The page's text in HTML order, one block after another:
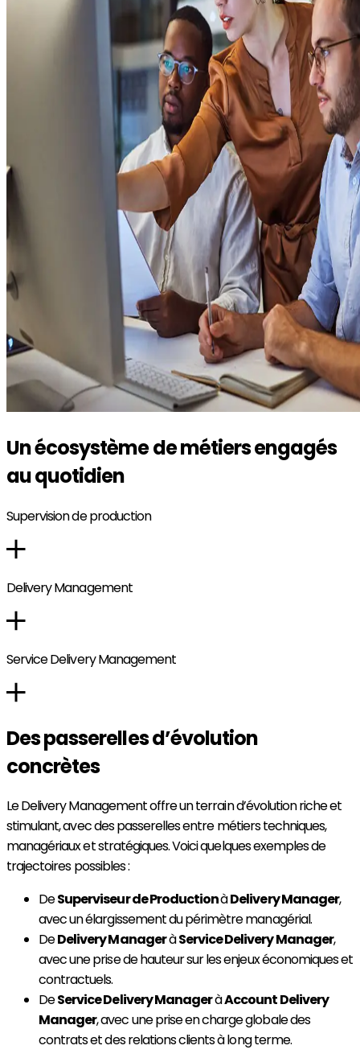
Un écosystème de métiers engagés
au quotidien
Supervision de production
Delivery Management
Service Delivery Management
Des passerelles d’évolution
concrètes
Le Delivery Management offre un terrain d’évolution riche et
stimulant, avec des passerelles entre métiers techniques,
managériaux et stratégiques. Voici quelques exemples de
trajectoires possibles :
DeSuperviseur de ProductionàDelivery Manager,
avec un élargissement du périmètre managérial.
DeDelivery ManageràService Delivery Manager,
avec une prise de hauteur sur les enjeux économiques et
contractuels.
DeService Delivery ManageràAccount Delivery
Manager, avec une prise en charge globale des
contrats et des relations clients à long terme.